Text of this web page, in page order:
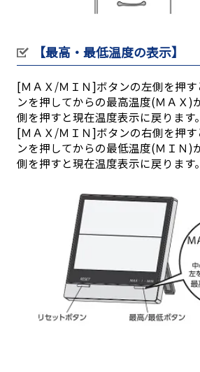
【最高・最低温度の表示】
[ＭＡＸ/ＭＩＮ]ボタンの左側を押す
ンを押してからの最高温度(ＭＡＸ)
側を押すと現在温度表示に戻ります。
[ＭＡＸ/ＭＩＮ]ボタンの右側を押す
ンを押してからの最低温度(ＭＩＮ)
側を押すと現在温度表示に戻ります。